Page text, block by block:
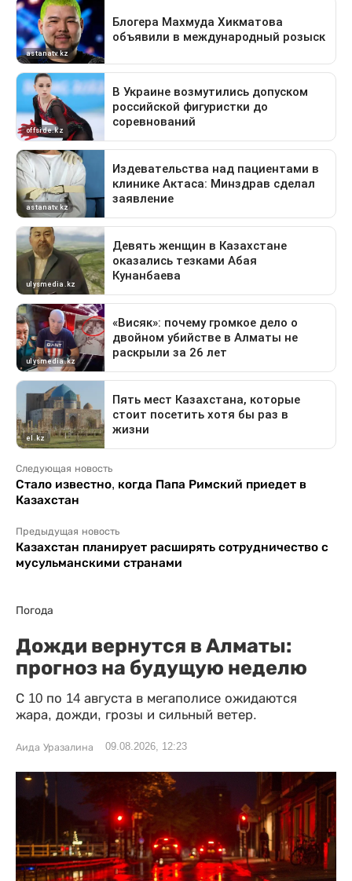
Следующая новость
Стало известно, когда Папа Римский приедет в
Казахстан
Предыдущая новость
Казахстан планирует расширять сотрудничество с
мусульманскими странами
Погода
Дожди вернутся в Алматы:
прогноз на будущую неделю
С 10 по 14 августа в мегаполисе ожидаются
жара, дожди, грозы и сильный ветер.
Аида Уразалина 09.08.2026, 12:23